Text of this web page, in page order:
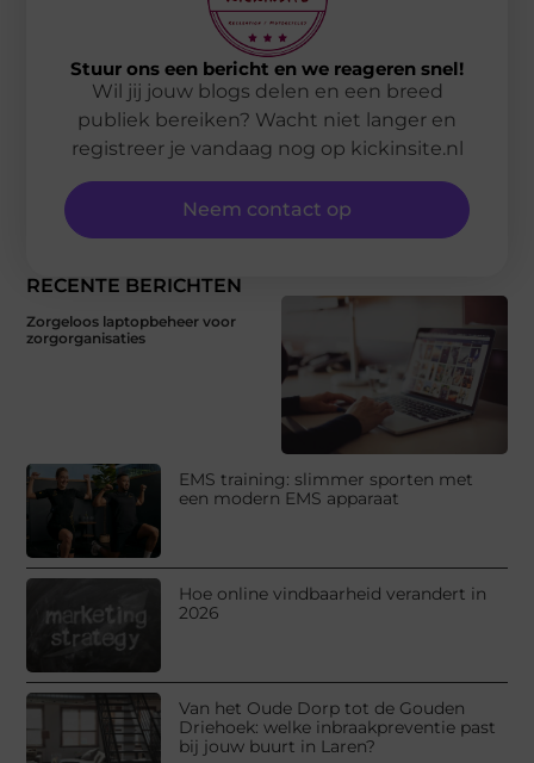
RECENTE BERICHTEN
Zorgeloos laptopbeheer voor
zorgorganisaties
EMS training: slimmer sporten met
een modern EMS apparaat
Hoe online vindbaarheid verandert in
2026
Van het Oude Dorp tot de Gouden
Driehoek: welke inbraakpreventie past
bij jouw buurt in Laren?
Stuur ons een bericht en we reageren snel!
Wil jij jouw blogs delen en een breed
publiek bereiken? Wacht niet langer en
registreer je vandaag nog op kickinsite.nl
Neem contact op